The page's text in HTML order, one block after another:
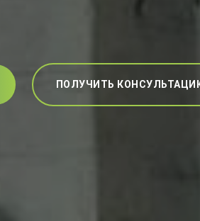
ПОЛУЧИТЬ